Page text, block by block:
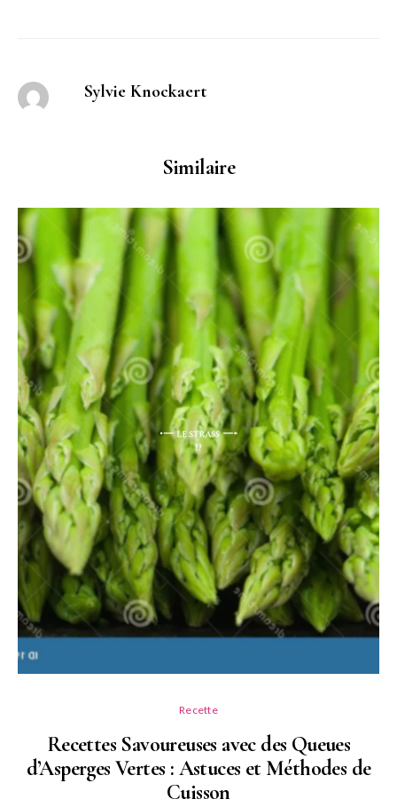
Sylvie Knockaert
Similaire
Recette
Recettes Savoureuses avec des Queues
d’Asperges Vertes : Astuces et Méthodes de
Cuisson